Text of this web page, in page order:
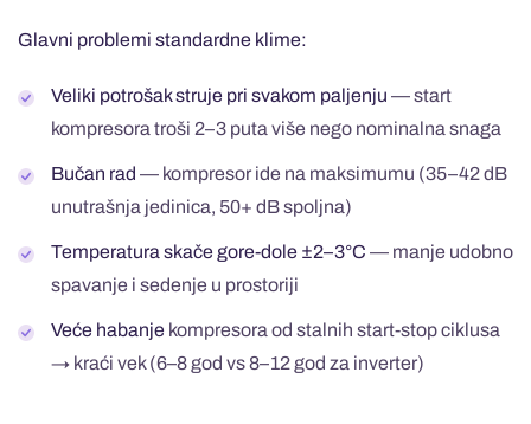
Glavni problemi standardne klime:
Veliki potrošak struje pri svakom paljenju — start
kompresora troši 2–3 puta više nego nominalna snaga
Bučan rad — kompresor ide na maksimumu (35–42 dB
unutrašnja jedinica, 50+ dB spoljna)
Temperatura skače gore-dole ±2–3°C — manje udobno
spavanje i sedenje u prostoriji
Veće habanje kompresora od stalnih start-stop ciklusa
→ kraći vek (6–8 god vs 8–12 god za inverter)